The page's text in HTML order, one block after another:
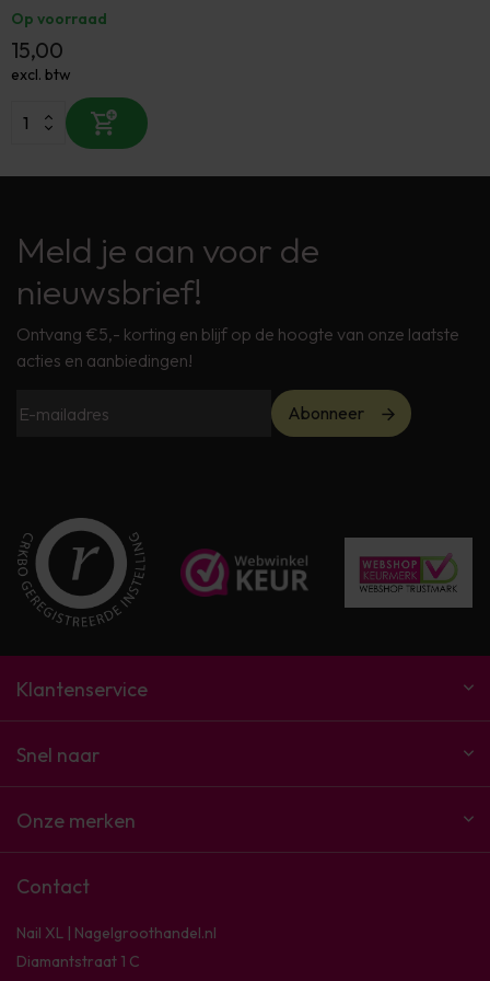
Op voorraad
15,00
excl. btw
Meld je aan voor de
nieuwsbrief!
Ontvang €5,- korting en blijf op de hoogte van onze laatste
acties en aanbiedingen!
Abonneer
Klantenservice
Snel naar
Onze merken
Contact
Nail XL | Nagelgroothandel.nl
Diamantstraat 1 C